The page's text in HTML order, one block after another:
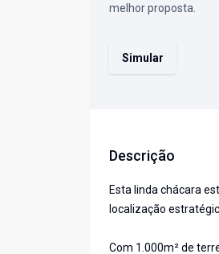
melhor proposta.
Simular
Descrição
Esta linda chácara
localização
Com 1.000m² de